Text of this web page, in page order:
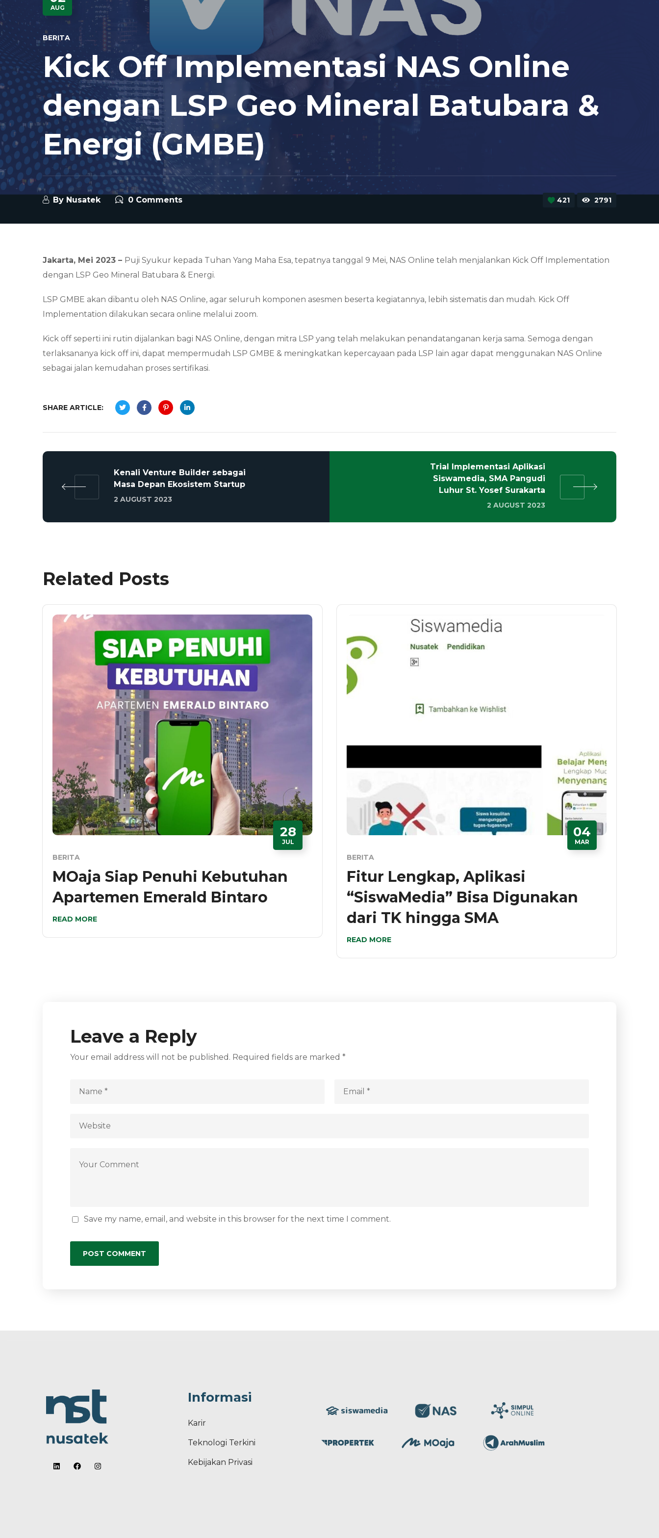
AUG
BERITA
Kick Off Implementasi NAS Online
dengan LSP Geo Mineral Batubara &
Energi (GMBE)
By Nusatek 0 Comments 421 2791
Jakarta, Mei 2023 – Puji Syukur kepada Tuhan Yang Maha Esa, tepatnya tanggal 9 Mei, NAS Online telah menjalankan Kick Off Implementation
dengan LSP Geo Mineral Batubara & Energi.
LSP GMBE akan dibantu oleh NAS Online, agar seluruh komponen asesmen beserta kegiatannya, lebih sistematis dan mudah. Kick Off
Implementation dilakukan secara online melalui zoom.
Kick off seperti ini rutin dijalankan bagi NAS Online, dengan mitra LSP yang telah melakukan penandatanganan kerja sama. Semoga dengan
terlaksananya kick off ini, dapat mempermudah LSP GMBE & meningkatkan kepercayaan pada LSP lain agar dapat menggunakan NAS Online
sebagai jalan kemudahan proses sertifikasi.
SHARE ARTICLE:
Kenali Venture Builder sebagai
Masa Depan Ekosistem Startup
2 AUGUST 2023
Trial Implementasi Aplikasi
Siswamedia, SMA Pangudi
Luhur St. Yosef Surakarta
2 AUGUST 2023
Related Posts
28
JUL
BERITA
MOaja Siap Penuhi Kebutuhan
Apartemen Emerald Bintaro
READ MORE
04
MAR
BERITA
Fitur Lengkap, Aplikasi
“SiswaMedia” Bisa Digunakan
dari TK hingga SMA
READ MORE
Leave a Reply
Your email address will not be published. Required fields are marked *
Save my name, email, and website in this browser for the next time I comment.
Informasi
Karir
Teknologi Terkini
Kebijakan Privasi